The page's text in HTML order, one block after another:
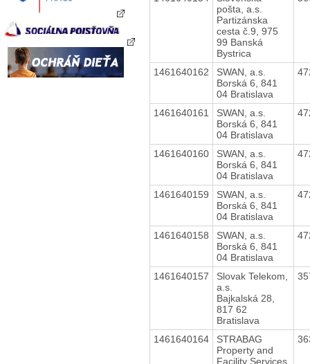
pošta, a.s.
Partizánska
cesta č.9, 975
99 Banská
Bystrica
1461640162
SWAN, a.s.
Borská 6, 841
04 Bratislava
1461640161
SWAN, a.s.
Borská 6, 841
04 Bratislava
1461640160
SWAN, a.s.
Borská 6, 841
04 Bratislava
1461640159
SWAN, a.s.
Borská 6, 841
04 Bratislava
1461640158
SWAN, a.s.
Borská 6, 841
04 Bratislava
1461640157
Slovak Telekom,
a.s.
Bajkalská 28,
817 62
Bratislava
1461640164
STRABAG
Property and
Facility Services